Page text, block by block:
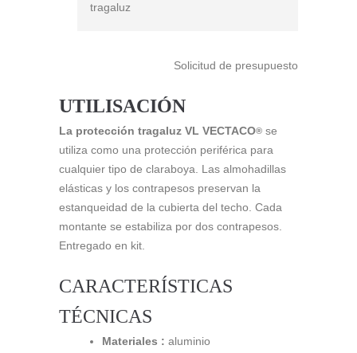
tragaluz
Solicitud de presupuesto
UTILISACIÓN
La protección tragaluz VL VECTACO® se
utiliza como una protección periférica para
cualquier tipo de claraboya. Las almohadillas
elásticas y los contrapesos preservan la
estanqueidad de la cubierta del techo. Cada
montante se estabiliza por dos contrapesos.
Entregado en kit.
CARACTERÍSTICAS
TÉCNICAS
Materiales : aluminio